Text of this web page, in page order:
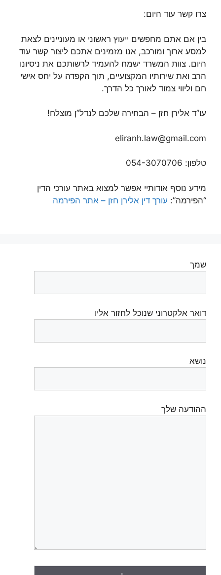
צרו קשר עוד היום:
בין אם אתם מחפשים ייעוץ ראשוני או מעוניינים לצאת
למסע ארוך ומורכב, אנו מזמינים אתכם ליצור קשר עוד
היום. צוות המשרד ישמח להעמיד לרשותכם את ניסיונו
הרב ואת שירותיו המקצועיים, תוך הקפדה על יחס אישי
חם וליווי צמוד לאורך כל הדרך.
עו”ד אלירן חזן – הבחירה שלכם לנדל”ן מוצלח!
eliranh.law@gmail.com
טלפון: 054-3070706
מידע נוסף אודותיי אפשר למצוא באתר עורכי הדין
“הפירמה”: עורך דין אלירן חזן – אתר הפירמה
שמך
דואר אלקטרוני שנוכל לחזור אליו
נושא
ההודעה שלך